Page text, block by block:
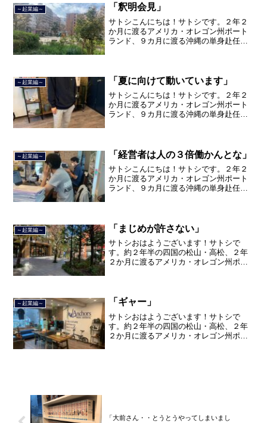
で２３年間のサラリーマン人生を卒業
し、東京都品川区南大井で不...
～起業編～ 「釈明会見」
サトシこんにちは！サトシです。２年２
か月に渡るアメリカ・オレゴン州ポート
ランド、９カ月に渡る沖縄の単身赴任の
品川区南大井で不動産を主...
～起業編～ 「夏に向けて動いています」
サトシこんにちは！サトシです。２年２
か月に渡るアメリカ・オレゴン州ポート
ランド、９カ月に渡る沖縄の単身赴任の
品川区南大井で不動産を主...
～起業編～ 「経営者は人の３倍働かんとな」
サトシこんにちは！サトシです。２年２
か月に渡るアメリカ・オレゴン州ポート
ランド、９カ月に渡る沖縄の単身赴任の
品川区南大井で不動産を主...
～起業編～ 「まじめが許さない」
サトシおはようございます！サトシで
す。約２年半の四国の松山・高松、２年
２か月に渡るアメリカ・オレゴン州ポー
て、２０２１年３月９日より東...
～起業編～ 「ギャー」
サトシおはようございます！サトシで
す。約２年半の四国の松山・高松、２年
２か月に渡るアメリカ・オレゴン州ポー
「大前さん・・とうとうやってしまいまし